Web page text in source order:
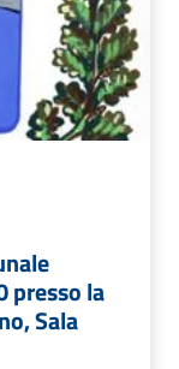
presso la
Sala